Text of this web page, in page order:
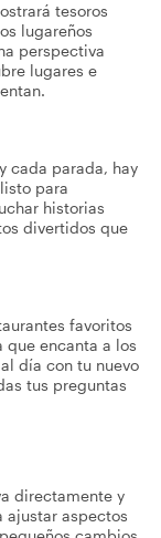
tesoros
lugareños
perspectiva
lugares e
cada parada, hay
para
historias
divertidos que
favoritos
que encanta a los
día con tu nuevo
tus preguntas
directamente y
ajustar aspectos